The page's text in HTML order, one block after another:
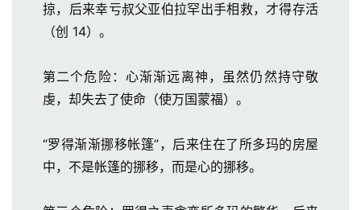
掠，后来幸亏叔父亚伯拉罕出手相救，才得存活
（创 14）。
第二个危险：心渐渐远离神，虽然仍然持守敬
虔，却失去了使命（使万国蒙福）。
“罗得渐渐挪移帐篷”，后来住在了所多玛的房屋
中，不是帐篷的挪移，而是心的挪移。